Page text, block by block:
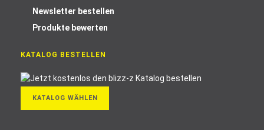
Newsletter bestellen
Produkte bewerten
KATALOG BESTELLEN
KATALOG WÄHLEN